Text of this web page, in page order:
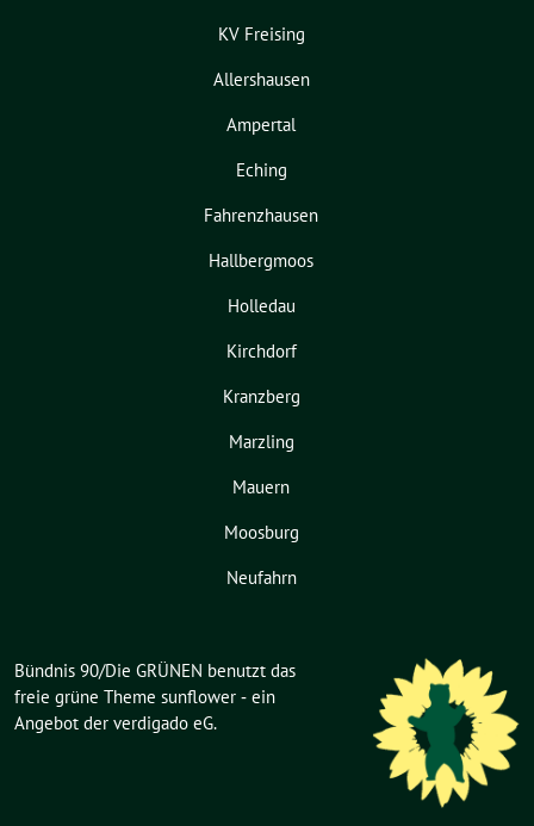
KV Freising
Allershausen
Ampertal
Eching
Fahrenzhausen
Hallbergmoos
Holledau
Kirchdorf
Kranzberg
Marzling
Mauern
Moosburg
Neufahrn
Bündnis 90/Die GRÜNEN benutzt das
freie grüne Theme sunflower ‐ ein
Angebot der verdigado eG.